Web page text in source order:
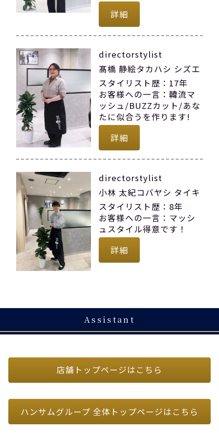
詳細
directorstylist
髙橋 静絵タカハシ シズエ
スタイリスト歴：17年
お客様への一言：韓流マ
ッシュ/BUZZカット/あな
たに似合うを作ります!
詳細
directorstylist
小林 太紀コバヤシ タイキ
スタイリスト歴：8年
お客様への一言：マッシ
ュスタイル得意です！
詳細
Assistant
店舗トップページはこちら
ハンサムグループ 全体トップページはこちら